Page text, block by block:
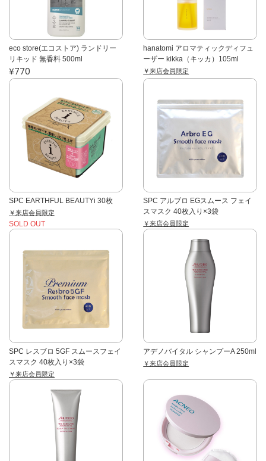
eco store(エコストア) ランドリー
リキッド 無香料 500ml
¥770
hanatomi アロマティックディフュ
ーザー kikka（キッカ）105ml
￥来店会員限定
SPC EARTHFUL BEAUTYi 30枚
￥来店会員限定
SOLD OUT
SPC アルブロ EGスムース フェイ
スマスク 40枚入り×3袋
￥来店会員限定
SPC レスブロ 5GF スムースフェイ
スマスク 40枚入り×3袋
￥来店会員限定
アデノバイタル シャンプーA 250ml
￥来店会員限定